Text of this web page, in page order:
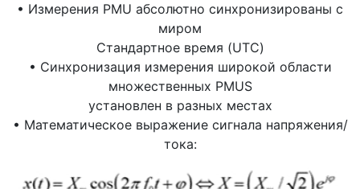
• Измерения PMU абсолютно синхронизированы с
миром
Стандартное время (UTC)
• Синхронизация измерения широкой области
множественных PMUS
установлен в разных местах
• Математическое выражение сигнала напряжения/
тока: